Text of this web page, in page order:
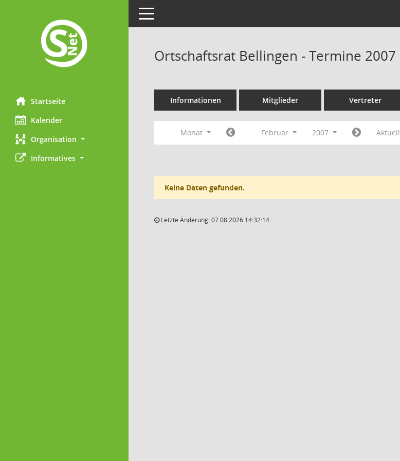
Startseite
Kalender
Organisation
Informatives
Toggle navigation
Ortschaftsrat Bellingen - Termine 2007
Informationen Mitglieder Vertreter
Monat Februar 2007 Aktuell
Keine Daten gefunden.
Letzte Änderung: 07.08.2026 14:32:14